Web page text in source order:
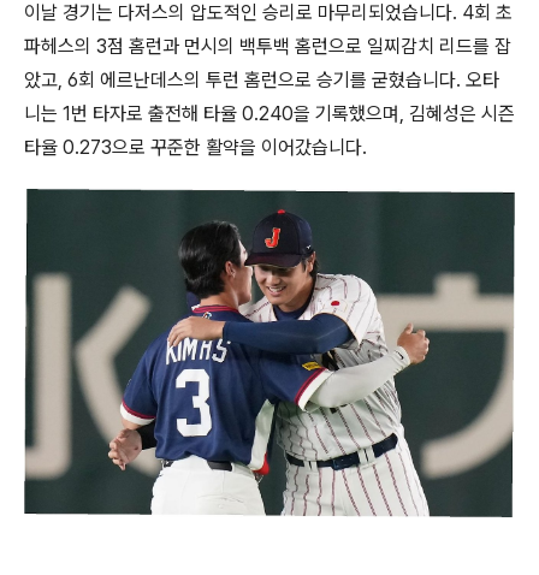
이날 경기는 다저스의 압도적인 승리로 마무리되었습니다. 4회 초
파헤스의 3점 홈런과 먼시의 백투백 홈런으로 일찌감치 리드를 잡
았고, 6회 에르난데스의 투런 홈런으로 승기를 굳혔습니다. 오타
니는 1번 타자로 출전해 타율 0.240을 기록했으며, 김혜성은 시즌
타율 0.273으로 꾸준한 활약을 이어갔습니다.